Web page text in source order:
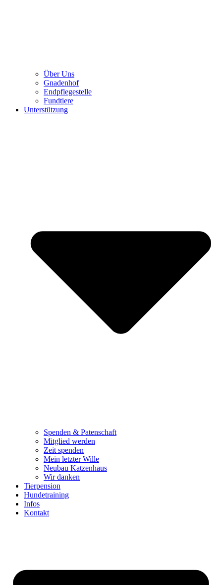
Über Uns
Gnadenhof
Endpflegestelle
Fundtiere
Unterstützung
Spenden & Patenschaft
Mitglied werden
Zeit spenden
Mein letzter Wille
Neubau Katzenhaus
Wir danken
Tierpension
Hundetraining
Infos
Kontakt